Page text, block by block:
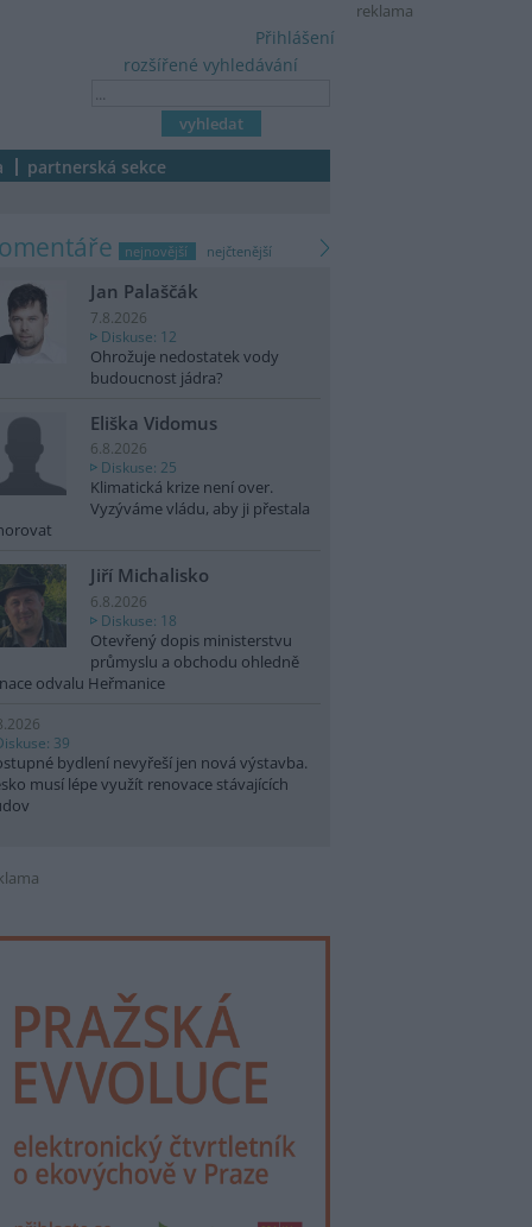
reklama
rozšířené vyhledávání
Přihlášení
partnerská sekce
nejnovější nejčtenější
Jan Palaščák
7.8.2026
Diskuse: 12
Ohrožuje nedostatek vody
budoucnost jádra?
Eliška Vidomus
6.8.2026
Diskuse: 25
Klimatická krize není over.
Vyzýváme vládu, aby ji přestala
Jiří Michalisko
6.8.2026
Diskuse: 18
Otevřený dopis ministerstvu
průmyslu a obchodu ohledně
odvalu Heřmanice
39
bydlení nevyřeší jen nová výstavba.
musí lépe využít renovace stávajících